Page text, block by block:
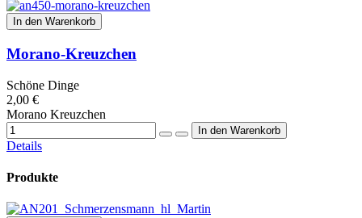
In den Warenkorb
Morano-Kreuzchen
Schöne Dinge
2,00 €
Morano Kreuzchen
Details
Produkte